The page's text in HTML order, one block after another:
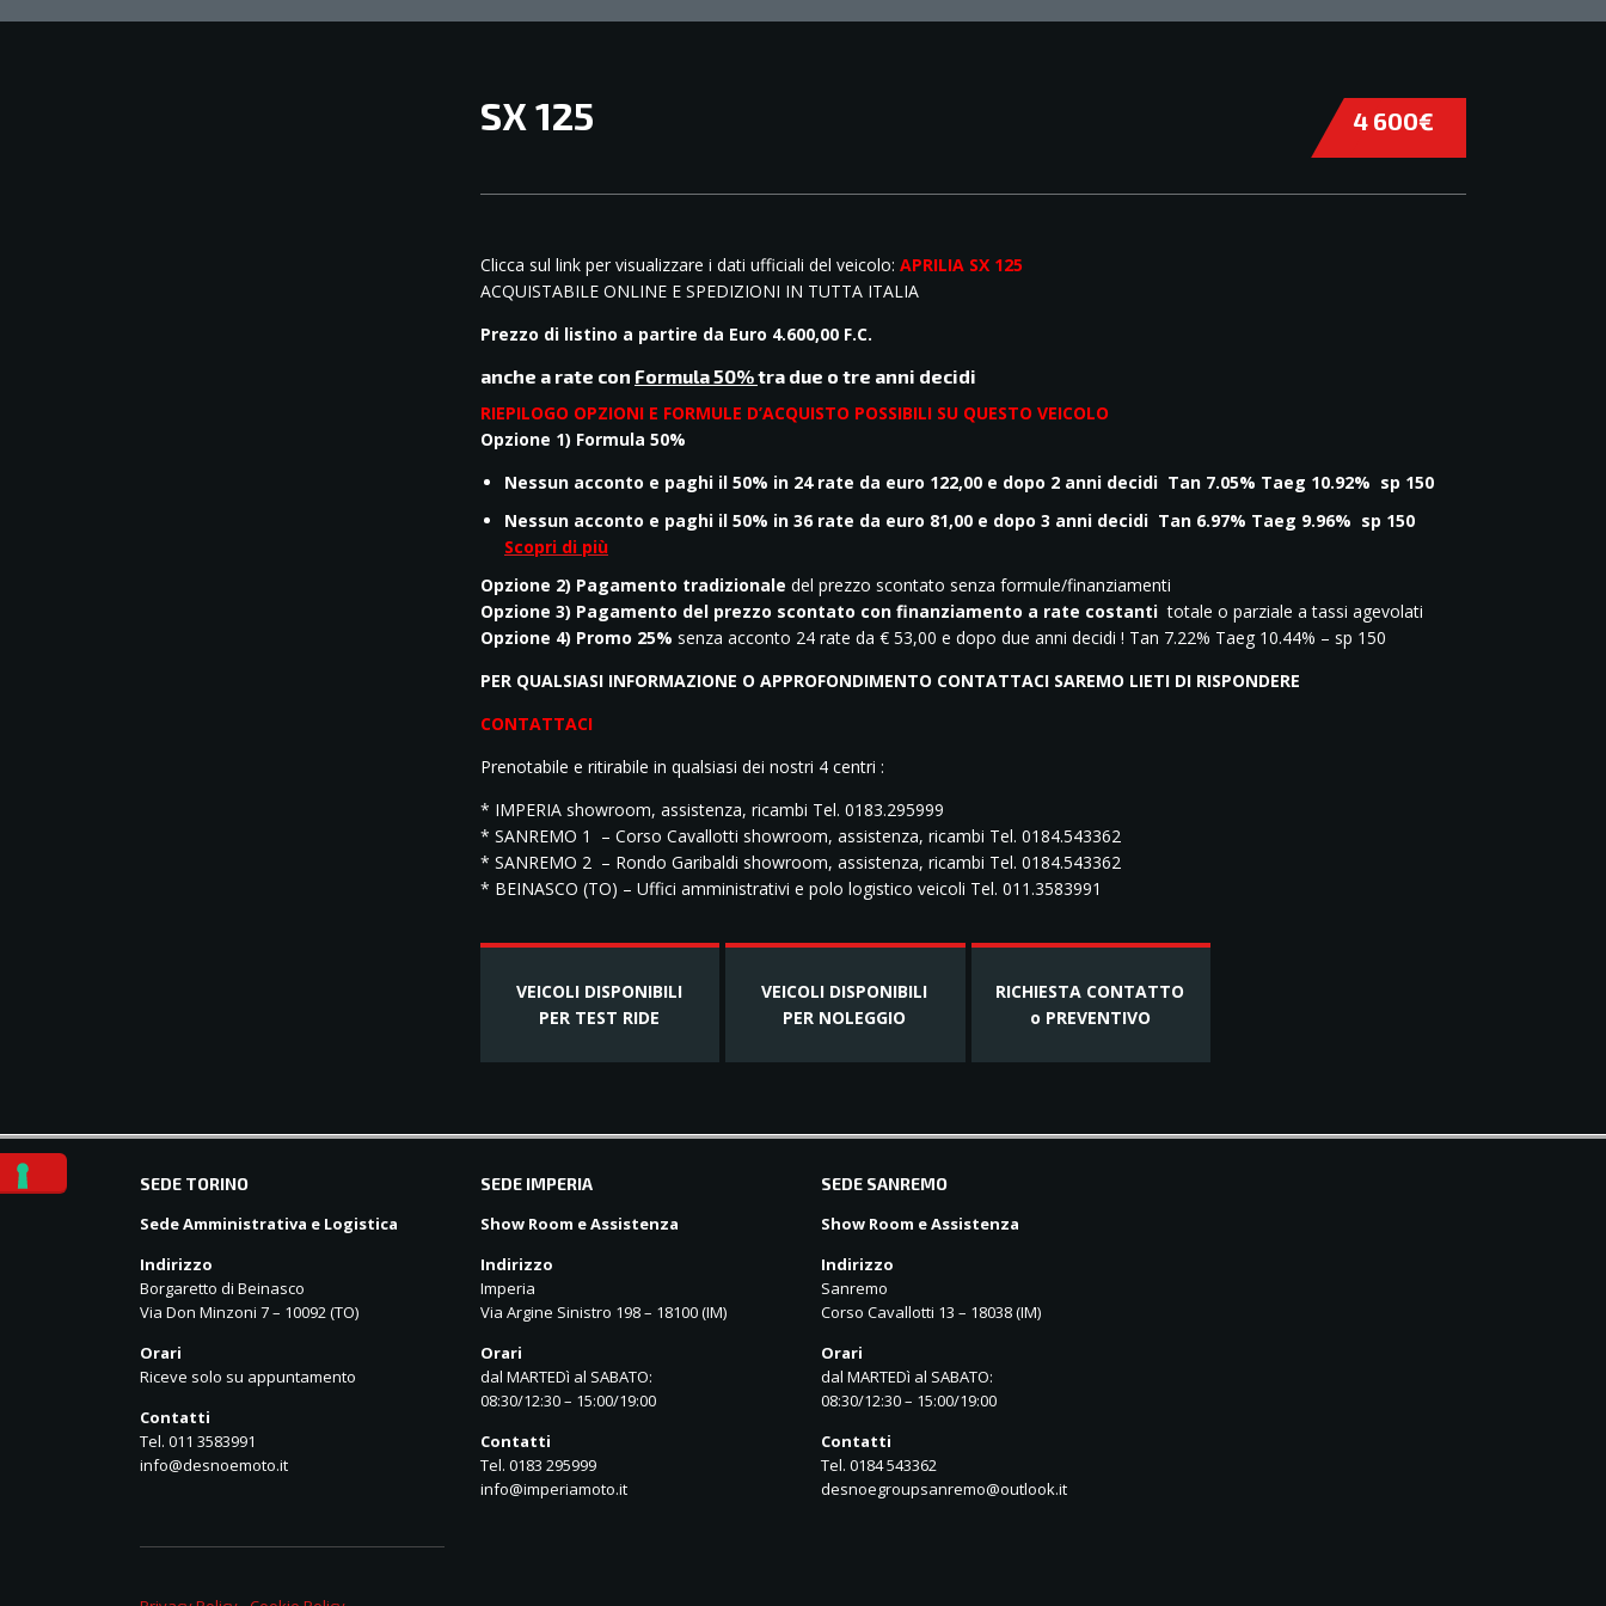
4 600€
SX 125
3
Clicca sul link per visualizzare i dati ufficiali del veicolo: APRILIA SX 125
ACQUISTABILE ONLINE E SPEDIZIONI IN TUTTA ITALIA
Prezzo di listino a partire da Euro 4.600,00 F.C.
anche a rate con Formula 50%tra due o tre anni decidi
RIEPILOGO OPZIONI E FORMULE D’ACQUISTO POSSIBILI SU QUESTO VEICOLO
Opzione 1) Formula 50%
Nessun acconto e paghi il 50% in 24 rate da euro 122,00 e dopo 2 anni decidi Tan 7.05% Taeg 10.92% sp 150
Nessun acconto e paghi il 50% in 36 rate da euro 81,00 e dopo 3 anni decidi Tan 6.97% Taeg 9.96% sp 150
Scopri di più
Opzione 2) Pagamento tradizionale del prezzo scontato senza formule/finanziamenti
Opzione 3) Pagamento del prezzo scontato con finanziamento a rate costanti totale o parziale a tassi agevolati
Opzione 4) Promo 25% senza acconto 24 rate da € 53,00 e dopo due anni decidi ! Tan 7.22% Taeg 10.44% – sp 150
PER QUALSIASI INFORMAZIONE O APPROFONDIMENTO CONTATTACI SAREMO LIETI DI RISPONDERE
CONTATTACI
Prenotabile e ritirabile in qualsiasi dei nostri 4 centri :
* IMPERIA showroom, assistenza, ricambi Tel. 0183.295999
* SANREMO 1 – Corso Cavallotti showroom, assistenza, ricambi Tel. 0184.543362
* SANREMO 2 – Rondo Garibaldi showroom, assistenza, ricambi Tel. 0184.543362
* BEINASCO (TO) – Uffici amministrativi e polo logistico veicoli Tel. 011.3583991
VEICOLI DISPONIBILI
PER TEST RIDE
VEICOLI DISPONIBILI
PER NOLEGGIO
RICHIESTA CONTATTO
o PREVENTIVO
SEDE TORINO
Sede Amministrativa e Logistica
Indirizzo
Borgaretto di Beinasco
Via Don Minzoni 7 – 10092 (TO)
Orari
Riceve solo su appuntamento
Contatti
Tel. 011 3583991
info@desnoemoto.it
SEDE IMPERIA
Show Room e Assistenza
Indirizzo
Imperia
Via Argine Sinistro 198 – 18100 (IM)
Orari
dal MARTEDì al SABATO:
08:30/12:30 – 15:00/19:00
Contatti
Tel. 0183 295999
info@imperiamoto.it
SEDE SANREMO
Show Room e Assistenza
Indirizzo
Sanremo
Corso Cavallotti 13 – 18038 (IM)
Orari
dal MARTEDì al SABATO:
08:30/12:30 – 15:00/19:00
Contatti
Tel. 0184 543362
desnoegroupsanremo@outlook.it